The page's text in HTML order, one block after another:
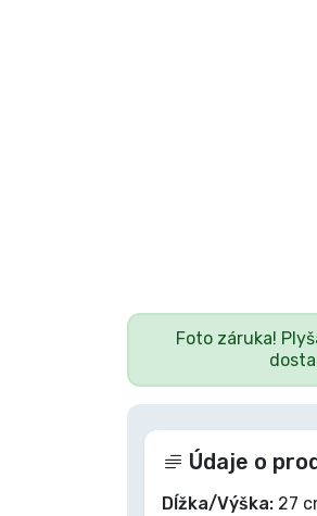
Foto záruka!
Údaje o
Dĺžka/Výška: 27
Zoradiť podľa športu
Zoradiť podľa hudby